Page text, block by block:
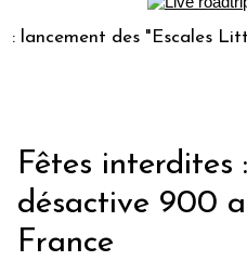
des "Escales
Fêtes interdites
désactive 900
France